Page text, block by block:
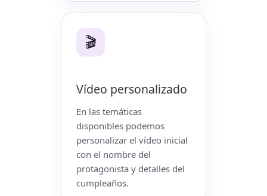
🎬
Vídeo personalizado
En las temáticas
disponibles podemos
personalizar el vídeo inicial
con el nombre del
protagonista y detalles del
cumpleaños.